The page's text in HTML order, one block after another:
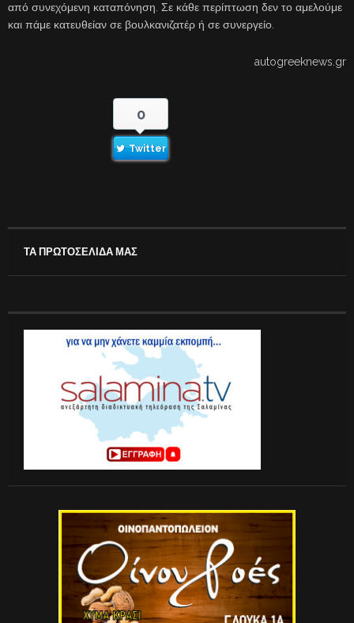
από συνεχόμενη καταπόνηση. Σε κάθε περίπτωση δεν το αμελούμε
και πάμε κατευθείαν σε βουλκανιζατέρ ή σε συνεργείο.
autogreeknews.gr
0
Twitter
ΤΑ ΠΡΩΤΟΣΕΛΙΔΑ ΜΑΣ